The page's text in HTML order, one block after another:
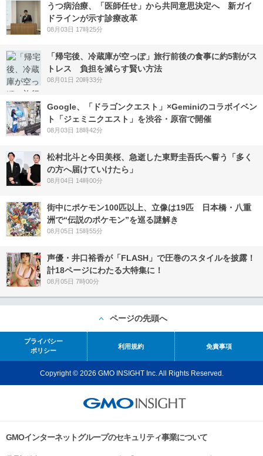
うつ病治療、「医師任せ」から共同意思決定へ 新ガイ
ドラインが示す診療改革
08月03日 17時25分
「帰宅後、冷蔵庫が空っぽ」旅行前後の食事に約5割がス
トレス 負担を減らす賢い方法
08月01日 20時33分
Google、「ドラゴンクエスト」×Geminiのコラボイベン
ト「ジェミニクエスト」を渋谷・原宿で開催
08月03日 18時42分
松村北斗と今田美桜、急逝した東野圭吾氏へ誓う「多く
の方へ届けていけたら」
08月04日 14時00分
街中にポケモン100匹以上、立像は19匹 日本橋・八重
洲で“伝説のポケモン”を巡る謎解き
08月05日 15時55分
声優・井口裕香が「FLASH」で圧巻のスタイルを披露！
計18ページにわたる大特集に！
08月05日 7時00分
ページの先頭へ
プライバシー
ポリシー
利用規約 免責事項
Copyright © 2026 GMO INSIGHT Inc. All Rights Reserved.
GMOインターネットグループのセキュリティ事業について